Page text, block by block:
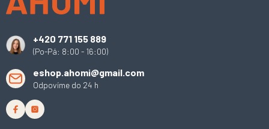
+420 771 155 889
(Po-Pá: 8:00 - 16:00)
eshop.ahomi@gmail.com
Odpovíme do 24 h